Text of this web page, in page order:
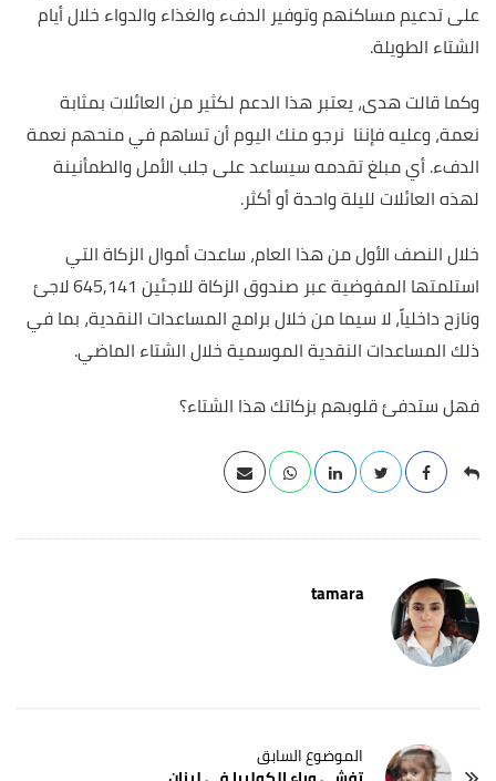
على تدعيم مساكنهم وتوفير الدفء والغذاء والدواء خلال أيام
الشتاء الطويلة.
وكما قالت هدى، يعتبر هذا الدعم لكثير من العائلات بمثابة
نعمة، وعليه فإننا نرجو منك اليوم أن تساهم في منحهم نعمة
الدفء. أي مبلغ تقدمه سيساعد على جلب الأمل والطمأنينة
لهذه العائلات لليلة واحدة أو أكثر.
خلال النصف الأول من هذا العام، ساعدت أموال الزكاة التي
استلمتها المفوضية عبر صندوق الزكاة للاجئين 645,141 لاجئ
ونازح داخلياً، لا سيما من خلال برامج المساعدات النقدية، بما في
ذلك المساعدات النقدية الموسمية خلال الشتاء الماضي.
فهل ستدفئ قلوبهم بزكاتك هذا الشتاء؟
tamara